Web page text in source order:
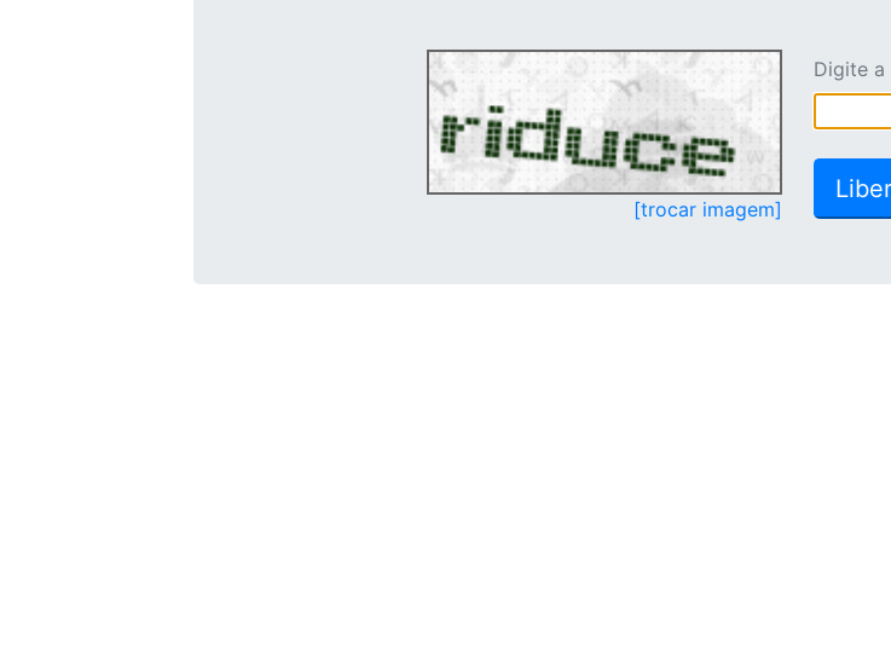
[trocar imagem]
Digite a